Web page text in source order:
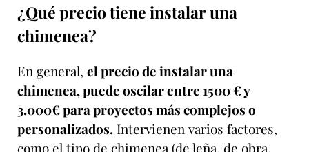
¿Qué precio tiene instalar una
chimenea?
En general, el precio de instalar una
chimenea, puede oscilar entre 1500 € y
3.000€ para proyectos más complejos o
personalizados. Intervienen varios factores,
como el tipo de chimenea (de leña, de obra,